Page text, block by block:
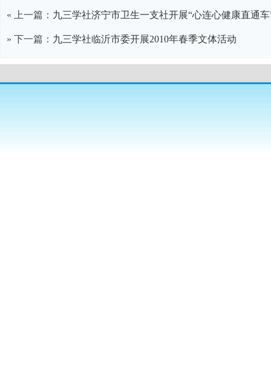
« 上一篇： 九三学社济宁市卫生一支社开展“心连心健康直通
» 下一篇： 九三学社临沂市委开展2010年春季文体活动